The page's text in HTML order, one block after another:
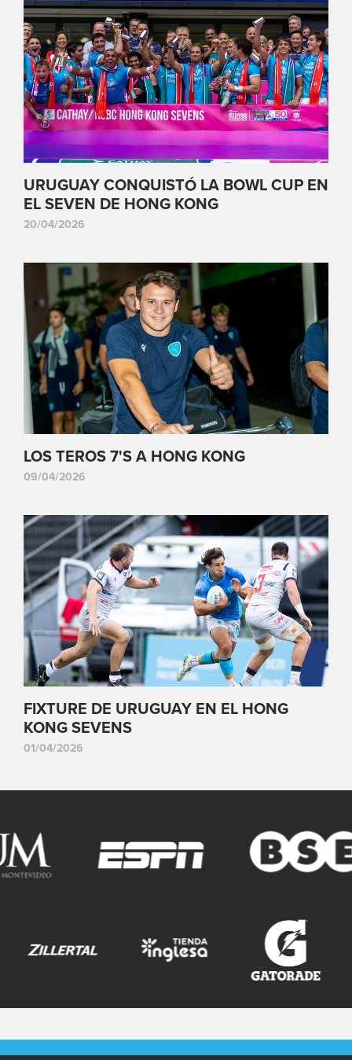
URUGUAY CONQUISTÓ LA BOWL CUP EN
EL SEVEN DE HONG KONG
20/04/2026
LOS TEROS 7'S A HONG KONG
09/04/2026
FIXTURE DE URUGUAY EN EL HONG
KONG SEVENS
01/04/2026